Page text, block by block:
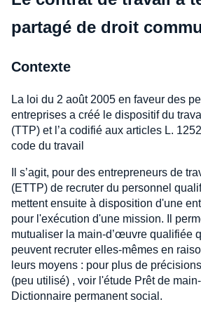
partagé de droit
Contexte
La loi du 2 août 2005 en faveur des
entreprises a créé le dispositif du
(TTP) et l’a codifié aux articles L.
code du travail
Il s’agit, pour des entrepreneurs de
(ETTP) de recruter du personnel
mettent ensuite à disposition d'une
pour l'exécution d'une mission. Il
mutualiser la main-d’œuvre qualifiée
peuvent recruter elles-mêmes en
leurs moyens : pour plus de
(peu utilisé) , voir l'étude Prêt de
Dictionnaire permanent social.